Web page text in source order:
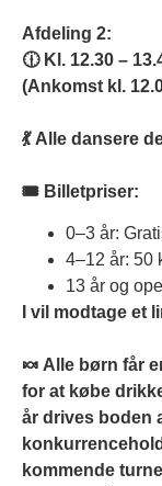
Afdeling 2:
🕧 Kl. 12.30 –
(Ankomst kl.
💃 Alle dansere
🎟 Billetpriser:
0–3 år:
4–12 år: 50
13 år og
I vil modtage et
🍬 Alle børn får
for at købe
år drives boden
konkurrencehold
kommende